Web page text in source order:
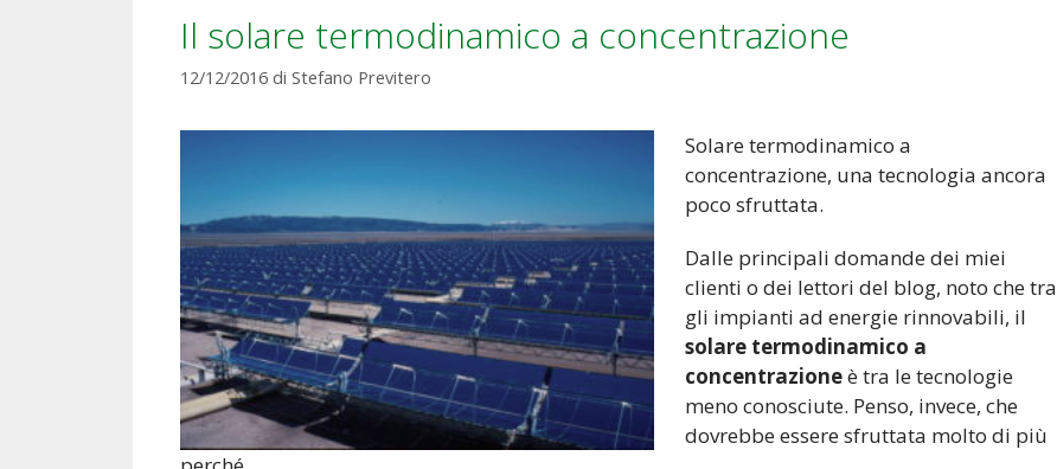
Il solare termodinamico a concentrazione
12/12/2016 di Stefano Previtero
Solare termodinamico a
concentrazione, una tecnologia ancora
poco sfruttata.
Dalle principali domande dei miei
clienti o dei lettori del blog, noto che tra
gli impianti ad energie rinnovabili, il
solare termodinamico a
concentrazioneè tra le tecnologie
meno conosciute. Penso, invece, che
dovrebbe essere sfruttata molto di più